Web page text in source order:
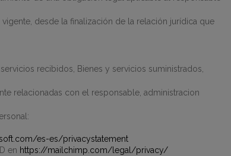
desde la finalización de la relación jurídica que
recibidos, Bienes y servicios suministrados,
relacionadas con el responsable, administracion
es-es/privacystatement
en https://mailchimp.com/legal/privacy/